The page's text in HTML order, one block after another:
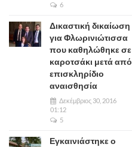
6
Δικαστική δικαίωση
για Φλωρινιώτισσα
που καθηλώθηκε σε
καροτσάκι μετά από
επισκληρίδιο
αναισθησία
Δεκέμβριος 30, 2016
01:12
5
Εγκαινιάστηκε ο